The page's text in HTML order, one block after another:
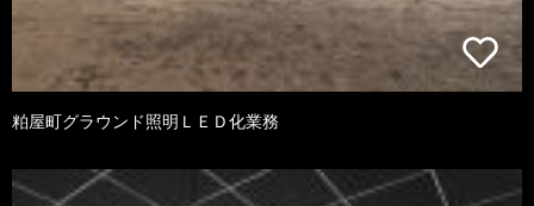
粕屋町グラウンド照明ＬＥＤ化業務